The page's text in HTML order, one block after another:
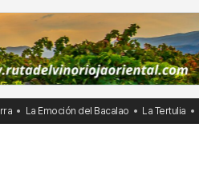
La Emoción del Bacalao La Tertulia